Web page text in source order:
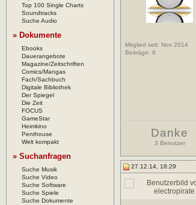
Top 100 Single Charts
Soundtracks
Suche Audio
» Dokumente
Ebooks
Dauerangebote
Magazine/Zeitschriften
Comics/Mangas
Fach/Sachbuch
Digitale Bibliothek
Der Spiegel
Die Zeit
FOCUS
GameStar
Heimkino
Penthouse
Welt kompakt
» Suchanfragen
Suche Musik
Suche Video
Suche Software
Suche Spiele
Suche Dokumente
Mitglied seit: Nov 2014
Beiträge: 8
Danke
3 Benutzer
27.12.14, 18:29